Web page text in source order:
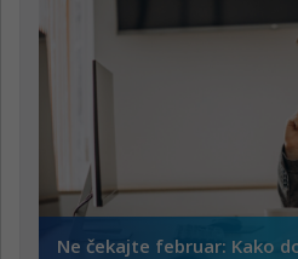
Ne čekajte februar: Kako